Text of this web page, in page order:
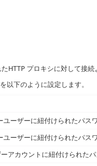
HTTP プロキシに対して接続
以下のように設定します。
ーザーに紐付けられたパスワ
ーザーに紐付けられたパスワ
カウントに紐付けられたパ